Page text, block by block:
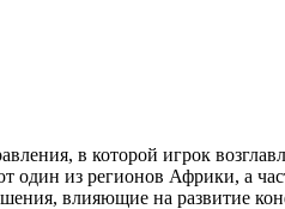
в которой игрок
из регионов Африки, а
влияющие на развитие